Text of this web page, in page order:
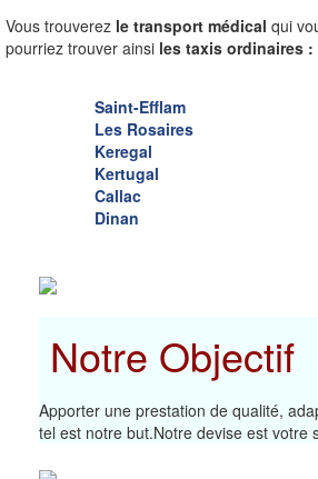
Vous trouverez le transport médical qui
pourriez trouver ainsi les taxis ordinaires :
Saint-Efflam
Les Rosaires
Keregal
Kertugal
Callac
Dinan
Notre Objectif
Apporter une prestation de qualité,
tel est notre but.Notre devise est votre